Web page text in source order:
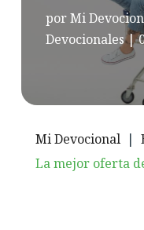
porMi
Devocionales|
Mi Devocional |
La mejor oferta